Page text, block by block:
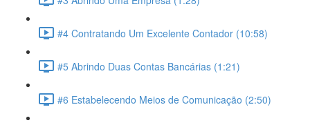
#4 Contratando Um Excelente Contador (10:58)
#5 Abrindo Duas Contas Bancárias (1:21)
#6 Estabelecendo Meios de Comunicação (2:50)